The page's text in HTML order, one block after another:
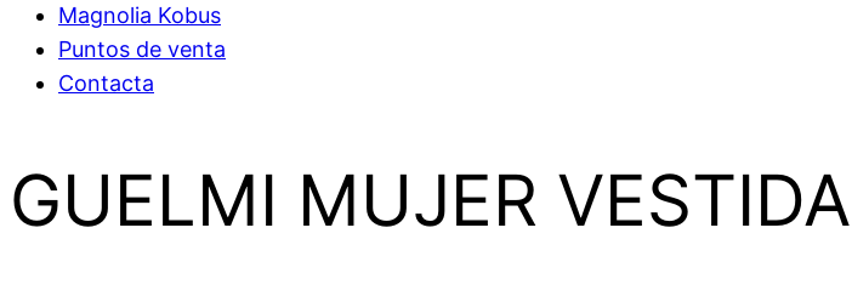
Magnolia Kobus
Puntos de venta
Contacta
GUELMI MUJER VESTIDA